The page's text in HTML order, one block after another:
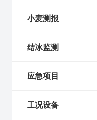
小麦测报
结冰监测
应急项目
工况设备